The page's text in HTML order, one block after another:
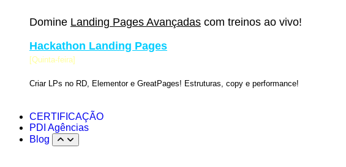
Domine Landing Pages Avançadas com treinos ao vivo!
Hackathon Landing Pages
[Quinta-feira]
Criar LPs no RD, Elementor e GreatPages! Estruturas, copy e performance!
CERTIFICAÇÃO
PDI Agências
Blog